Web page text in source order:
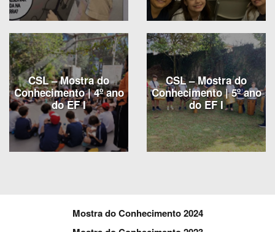
CSL – Mostra do
Conhecimento | 4º ano
do EF I
CSL – Mostra do
Conhecimento | 5º ano
do EF I
Mostra do Conhecimento 2024